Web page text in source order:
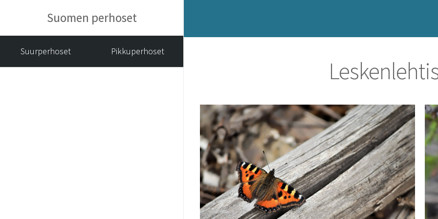
Suomen perhoset
Suurperhoset Pikkuperhoset